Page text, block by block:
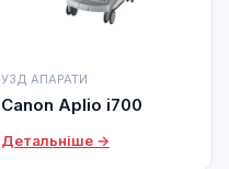
УЗД АПАРАТИ
Canon Aplio i700
Детальніше →